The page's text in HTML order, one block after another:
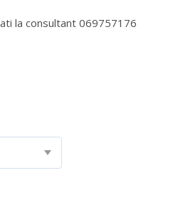
la consultant 069757176